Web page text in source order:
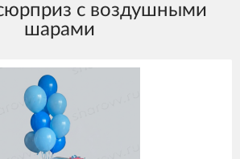
с воздушными
шарами